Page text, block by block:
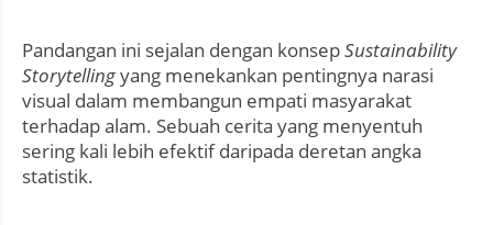
Pandangan ini sejalan dengan konsepSustainability
Storytellingyang menekankan pentingnya narasi
visual dalam membangun empati masyarakat
terhadap alam. Sebuah cerita yang menyentuh
sering kali lebih efektif daripada deretan angka
statistik.